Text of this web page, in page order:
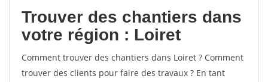
Trouver des chantiers dans
votre région : Loiret
Comment trouver des chantiers dans Loiret ? Comment
trouver des clients pour faire des travaux ? En tant